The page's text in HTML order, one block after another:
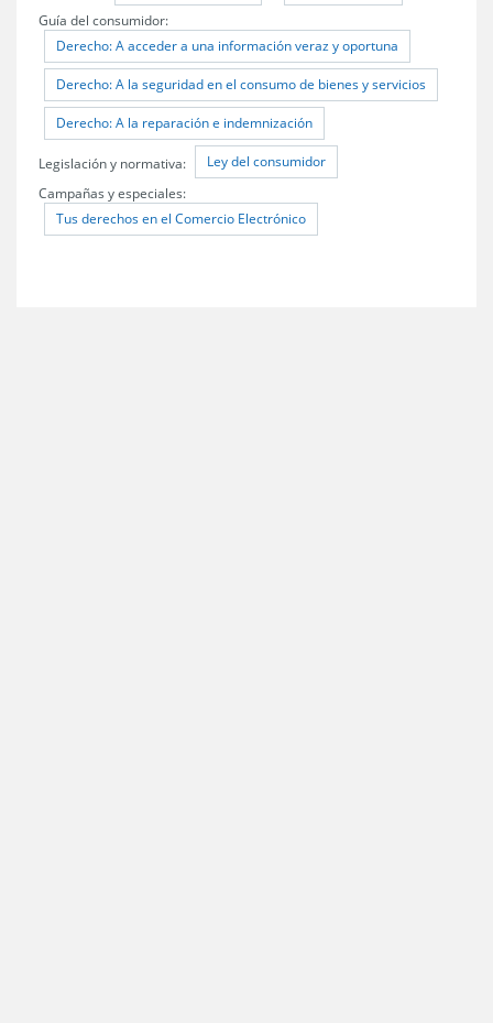
Guía del consumidor:
Derecho: A acceder a una información veraz y oportuna
Derecho: A la seguridad en el consumo de bienes y servicios
Derecho: A la reparación e indemnización
Legislación y normativa: Ley del consumidor
Campañas y especiales:
Tus derechos en el Comercio Electrónico